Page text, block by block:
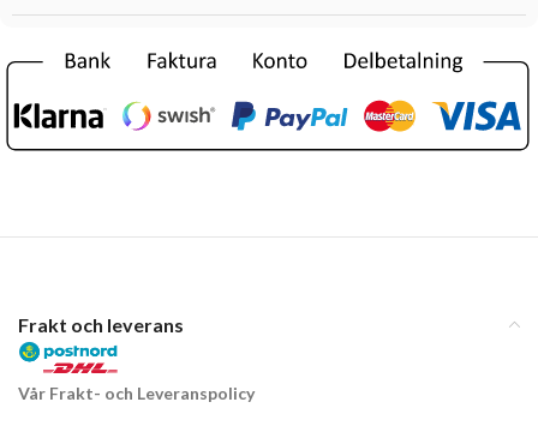
Frakt och leverans
Vår Frakt- och Leveranspolicy